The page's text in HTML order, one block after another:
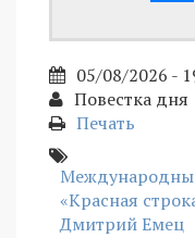
05/08/2026 -
Повестка дня
Печать
«Красная
Дмитрий Емец